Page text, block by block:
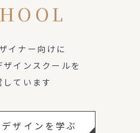
イナー向けに
ザインスクールを
しています
ザインを学ぶ